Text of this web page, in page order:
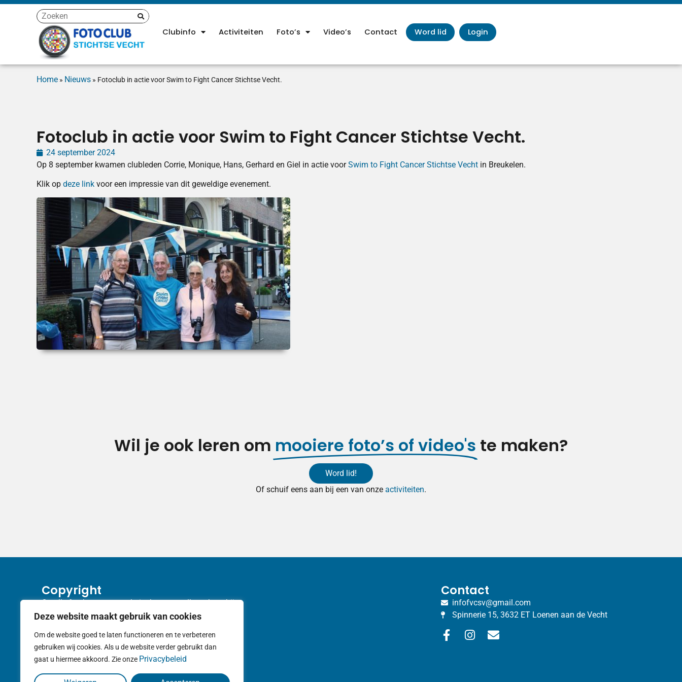
Deze website maakt gebruik van cookies
Om de website goed te laten functioneren en te verbeteren
gebruiken wij cookies. Als u de website verder gebruikt dan
gaat u hiermee akkoord. Zie onze Privacybeleid
Clubinfo Activiteiten Foto’s Video’s Contact Word lid Login
Home » Nieuws » Fotoclub in actie voor Swim to Fight Cancer Stichtse Vecht.
Fotoclub in actie voor Swim to Fight Cancer Stichtse Vecht.
24 september 2024
Op 8 september kwamen clubleden Corrie, Monique, Hans, Gerhard en Giel in actie voorSwim to Fight Cancer Stichtse Vecht in Breukelen.
Klik op deze link voor een impressie van dit geweldige evenement.
Wil je ook leren om mooiere foto’s of video's te maken?
Word lid!
Of schuif eens aan bij een van onze activiteiten.
Copyright
Op alle foto’s op onze website berusten alle rechten bij
de fotografen. Indien u gebruik wilt maken van een van
Videoclub Stichtse Vecht. Wij zullen u dan in contact
brengen met de betreffende fotograaf.
Contact
infofvcsv@gmail.com
Spinnerie 15, 3632 ET Loenen aan de Vecht